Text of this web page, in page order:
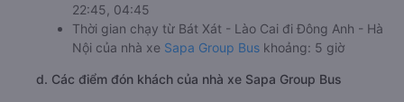
22:45, 04:45
Thời gian chạy từ Bát Xát - Lào Cai đi Đông Anh - Hà
Nội của nhà xe Sapa Group Bus khoảng: 5 giờ
d. Các điểm đón khách của nhà xe Sapa Group Bus